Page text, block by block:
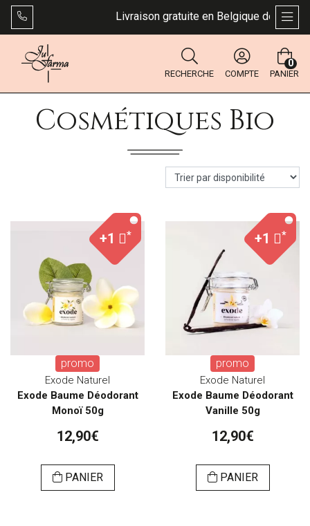
Livraison gratuite en Belgique dès 49 €.
RECHERCHE COMPTE PANIER
0
Cosmétiques Bio
+1 *
promo
Exode Naturel
Exode Baume Déodorant
Monoï 50g
12,90€
PANIER
+1 *
promo
Exode Naturel
Exode Baume Déodorant
Vanille 50g
12,90€
PANIER